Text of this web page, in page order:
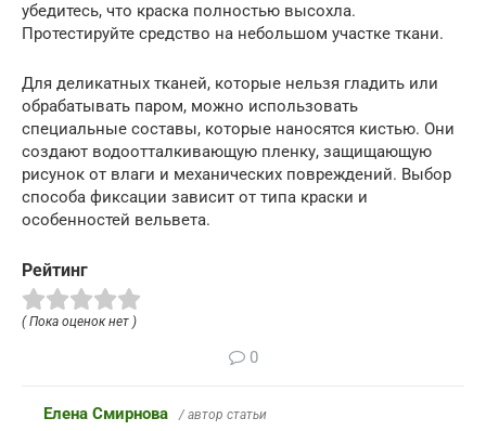
убедитесь, что краска полностью высохла.
Протестируйте средство на небольшом участке ткани.
Для деликатных тканей, которые нельзя гладить или
обрабатывать паром, можно использовать
специальные составы, которые наносятся кистью. Они
создают водоотталкивающую пленку, защищающую
рисунок от влаги и механических повреждений. Выбор
способа фиксации зависит от типа краски и
особенностей вельвета.
Рейтинг
( Пока оценок нет )
0
Елена Смирнова / автор статьи